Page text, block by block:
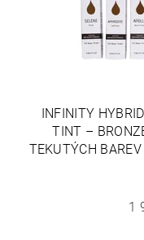
INFINITY
TINT –
TEKUTÝCH
1